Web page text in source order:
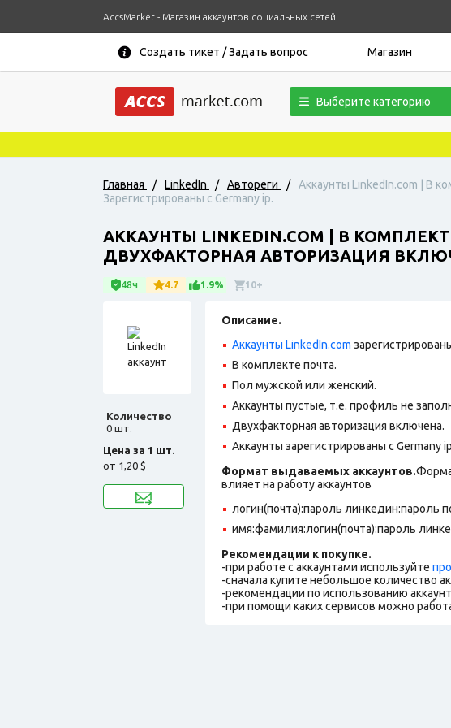
AccsMarket - Магазин аккаунтов социальных сетей
Создать тикет / Задать вопрос Магазин
Выберите категорию
Главная / LinkedIn / Автореги /
Аккаунты LinkedIn.com | В
Зарегистрированы с Germany ip.
АККАУНТЫ LINKEDIN.COM | В
ДВУХФАКТОРНАЯ АВТОРИЗАЦИЯ
48ч 4.7 1.9% 10+
Количество
0 шт.
Цена за 1 шт.
от 1,20 $
Описание.
Аккаунты LinkedIn.com
В комплекте почта.
Пол мужской или женский.
Аккаунты пустые, т.е. профиль не
Двухфакторная авторизация включена.
Аккаунты зарегистрированы с Germany
Формат выдаваемых аккаунтов.
влияет на работу аккаунтов
логин(почта):пароль линкедин:пароль
имя:фамилия:логин(почта):пароль
Рекомендации к покупке.
-при работе с аккаунтами используйте
-сначала купите небольшое количество
-рекомендации по использованию
-при помощи каких сервисов можно